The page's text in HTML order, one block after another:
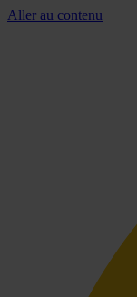
Aller au contenu